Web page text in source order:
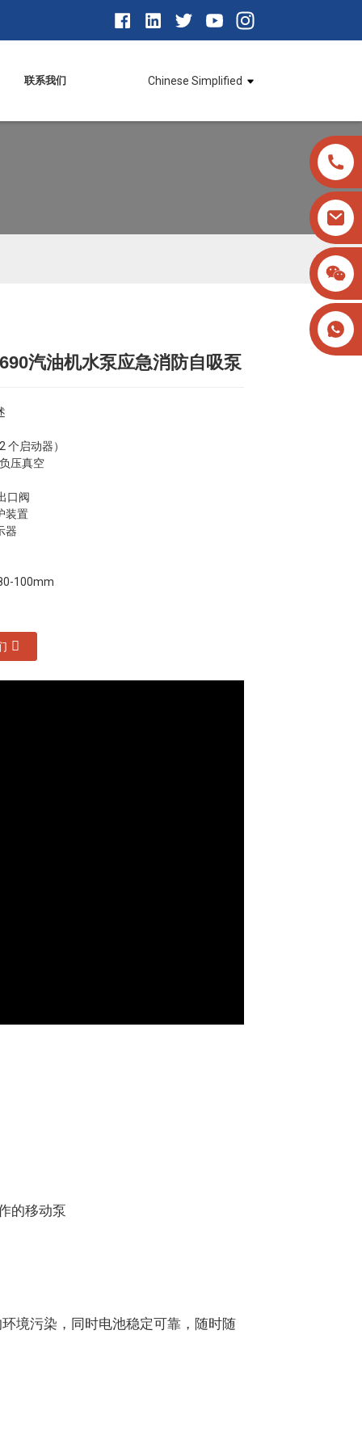
联系我们 Chinese Simplified
Loading...
Loading...
汽油机水泵应急消防自吸泵
个启动器）
压真空
口阀
装置
器
100mm
的移动泵
境污染，同时电池稳定可靠，随时随